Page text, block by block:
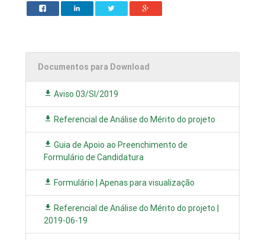
Documentos para Download
Aviso 03/SI/2019
Referencial de Análise do Mérito do projeto
Guia de Apoio ao Preenchimento de
Formulário de Candidatura
Formulário | Apenas para visualização
Referencial de Análise do Mérito do projeto |
2019-06-19